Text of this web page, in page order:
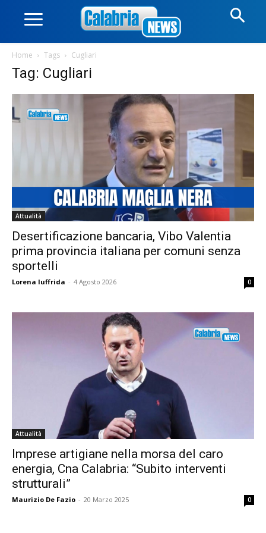
Home Tags Cugliari
Tag: Cugliari
Attualità
Desertificazione bancaria, Vibo Valentia
prima provincia italiana per comuni senza
sportelli
Lorena Iuffrida - 4 Agosto 2026 0
Attualità
Imprese artigiane nella morsa del caro
energia, Cna Calabria: “Subito interventi
strutturali”
Maurizio De Fazio - 20 Marzo 2025 0